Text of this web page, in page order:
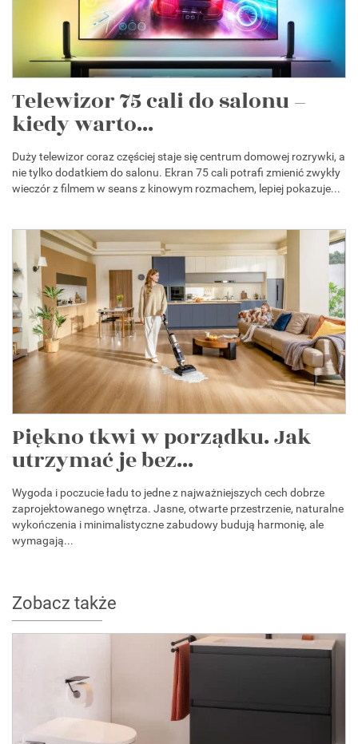
Telewizor 75 cali do salonu –
kiedy warto...
Duży telewizor coraz częściej staje się centrum domowej rozrywki, a
nie tylko dodatkiem do salonu. Ekran 75 cali potrafi zmienić zwykły
wieczór z filmem w seans z kinowym rozmachem, lepiej pokazuje...
Piękno tkwi w porządku. Jak
utrzymać je bez...
Wygoda i poczucie ładu to jedne z najważniejszych cech dobrze
zaprojektowanego wnętrza. Jasne, otwarte przestrzenie, naturalne
wykończenia i minimalistyczne zabudowy budują harmonię, ale
wymagają...
Zobacz także